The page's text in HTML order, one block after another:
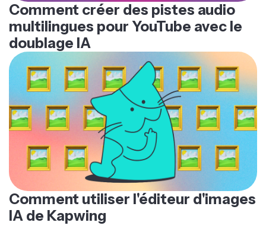
Comment créer des pistes audio
multilingues pour YouTube avec le
doublage IA
Comment utiliser l'éditeur d'images
IA de Kapwing